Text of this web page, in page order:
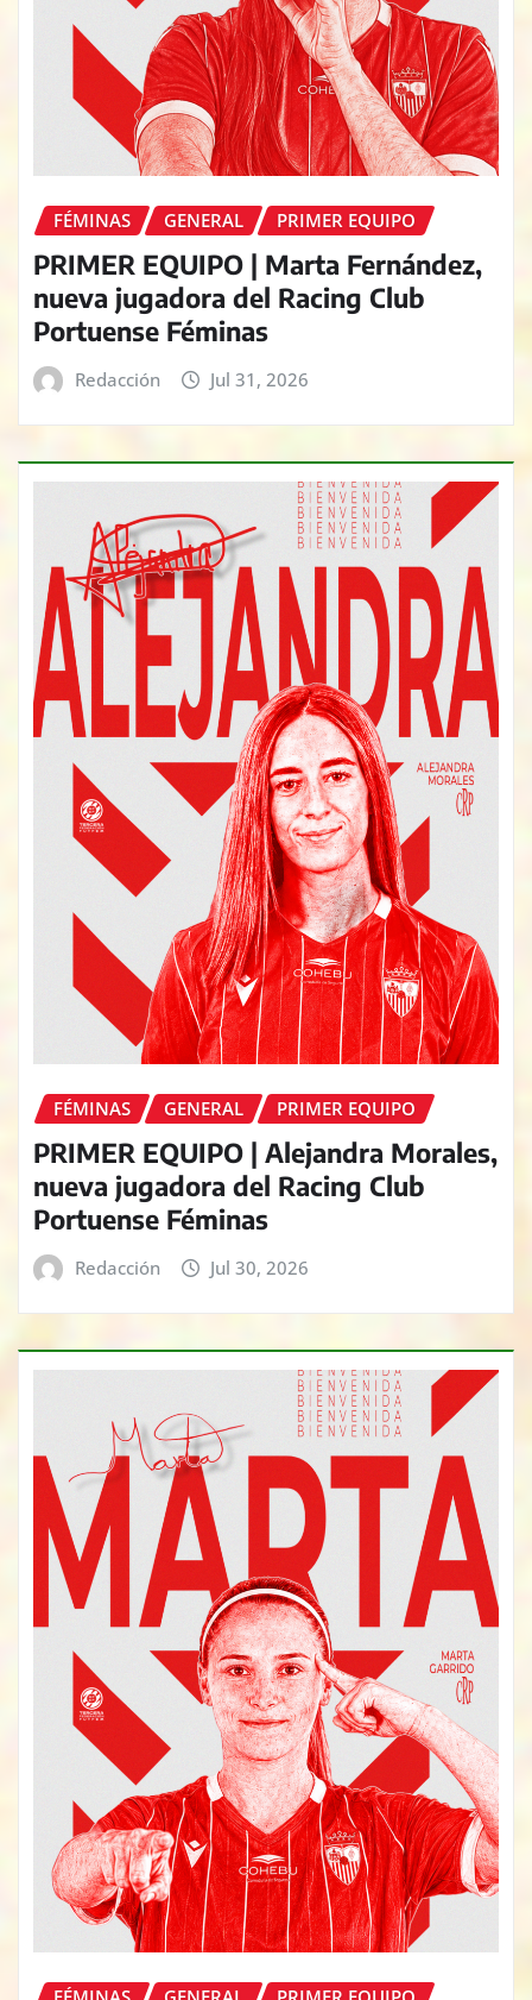
FÉMINAS GENERAL PRIMER EQUIPO
PRIMER EQUIPO | Marta Fernández,
nueva jugadora del Racing Club
Portuense Féminas
Redacción Jul 31, 2026
FÉMINAS GENERAL PRIMER EQUIPO
PRIMER EQUIPO | Alejandra Morales,
nueva jugadora del Racing Club
Portuense Féminas
Redacción Jul 30, 2026